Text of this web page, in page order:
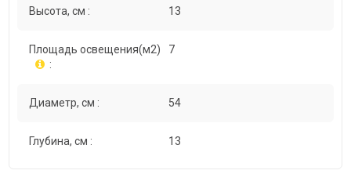
Высота, см : 13
Площадь освещения(м2)
:
7
Диаметр, см : 54
Глубина, см : 13